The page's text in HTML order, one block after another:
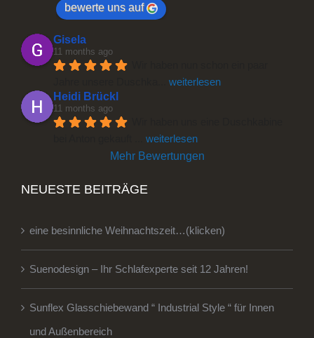
bewerte uns auf
Gisela
11 months ago
weiterlesen
Heidi Brückl
11 months ago
weiterlesen
Mehr Bewertungen
NEUESTE BEITRÄGE
eine besinnliche Weihnachtszeit…(klicken)
Suenodesign – Ihr Schlafexperte seit 12 Jahren!
Sunflex Glasschiebewand “ Industrial Style “ für Innen
und Außenbereich